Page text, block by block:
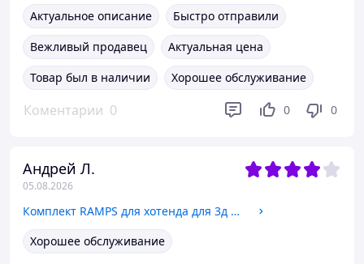
Актуальное описание
Быстро отправили
Вежливый продавец
Актуальная цена
Товар был в наличии
Хорошее обслуживание
Коментарии 0 0 0
Андрей Л.
05.08.2026
Комплект RAMPS для хотенда для 3д принтера Elegoo Neptune 4, 4 pro
Хорошее обслуживание